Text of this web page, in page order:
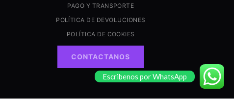
PAGO Y TRANSPORTE
POLÍTICA DE DEVOLUCIONES
POLÍTICA DE COOKIES
CONTACTANOS
Escribenos por WhatsApp